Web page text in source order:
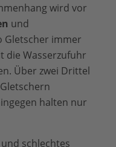
wird vor
und
Gletscher immer
die Wasserzufuhr
Über zwei Drittel
halten nur
schlechtes